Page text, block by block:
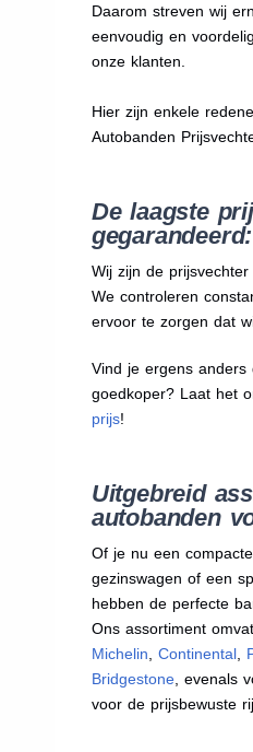
Daarom streven wij
eenvoudig en
onze klanten.
Hier zijn enkele
Autobanden
De laagste
gegarandeerd:
Wij zijn de
We controleren
ervoor te zorgen dat
Vind je ergens anders
goedkoper? Laat het
prijs!
Uitgebreid
autobanden
Of je nu een
gezinswagen of een
hebben de perfecte
Ons assortiment
Michelin, Continental,
Bridgestone, evenals
voor de prijsbewuste